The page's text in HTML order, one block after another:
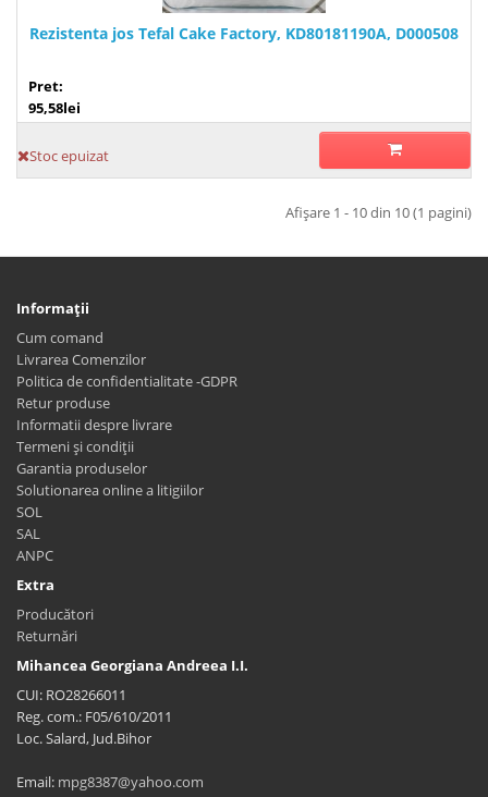
Rezistenta jos Tefal Cake Factory, KD80181190A, D000508
Pret:
95,58lei
Stoc epuizat
Afişare 1 - 10 din 10 (1 pagini)
Informaţii
Cum comand
Livrarea Comenzilor
Politica de confidentialitate -GDPR
Retur produse
Informatii despre livrare
Termeni și condiții
Garantia produselor
Solutionarea online a litigiilor
SOL
SAL
ANPC
Extra
Producători
Returnări
Mihancea Georgiana Andreea I.I.
CUI: RO28266011
Reg. com.: F05/610/2011
Loc. Salard, Jud.Bihor
Email: mpg8387@yahoo.com